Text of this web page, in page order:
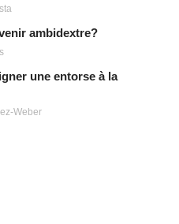
ambidextre?
une entorse à la
Weber